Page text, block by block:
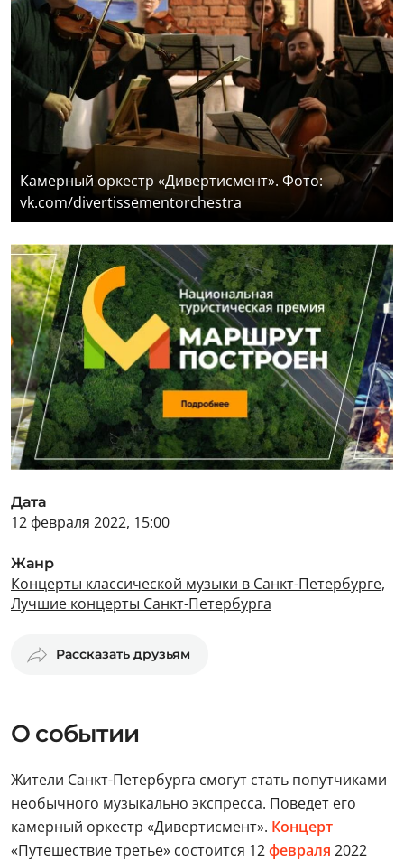
Камерный оркестр «Дивертисмент». Фото:
vk.com/divertissementorchestra
Дата
12 февраля 2022, 15:00
Жанр
Концерты классической музыки в Санкт-Петербурге,
Лучшие концерты Санкт-Петербурга
Рассказать друзьям
О событии
Жители Санкт-Петербурга смогут стать попутчиками
необычного музыкально экспресса. Поведет его
камерный оркестр «Дивертисмент». Концерт
«Путешествие третье» состоится 12февраля 2022